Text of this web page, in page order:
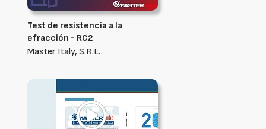
Test de resistencia a la
efracción - RC2
Master Italy, S.R.L.